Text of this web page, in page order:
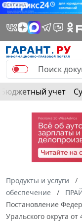
РЕКЛАМА
Бюджетный учет
Продукты и услуги
обеспечение
Постановление
Уральского округа